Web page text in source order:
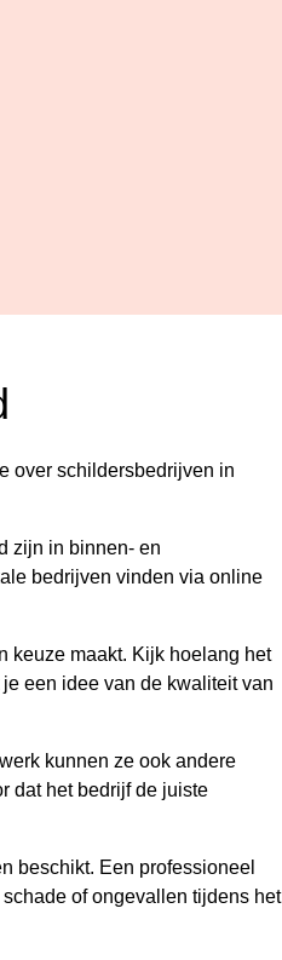
over schildersbedrijven in
zijn in binnen- en
bedrijven vinden via online
keuze maakt. Kijk hoelang het
een idee van de kwaliteit van
kunnen ze ook andere
dat het bedrijf de juiste
beschikt. Een professioneel
of ongevallen tijdens het